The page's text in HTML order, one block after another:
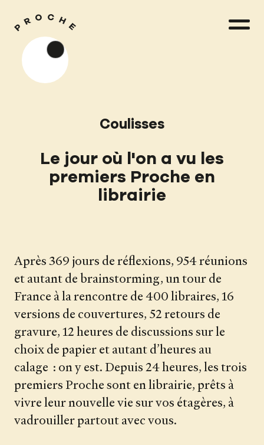
Coulisses
Le jour où l'on a vu les
premiers Proche en
librairie
Après 369 jours de réflexions, 954 réunions
et autant de brainstorming, un tour de
France à la rencontre de 400 libraires, 16
versions de couvertures, 52 retours de
gravure, 12 heures de discussions sur le
choix de papier et autant d’heures au
calage : on y est. Depuis 24 heures, les trois
premiers Proche sont en librairie, prêts à
vivre leur nouvelle vie sur vos étagères, à
vadrouiller partout avec vous.